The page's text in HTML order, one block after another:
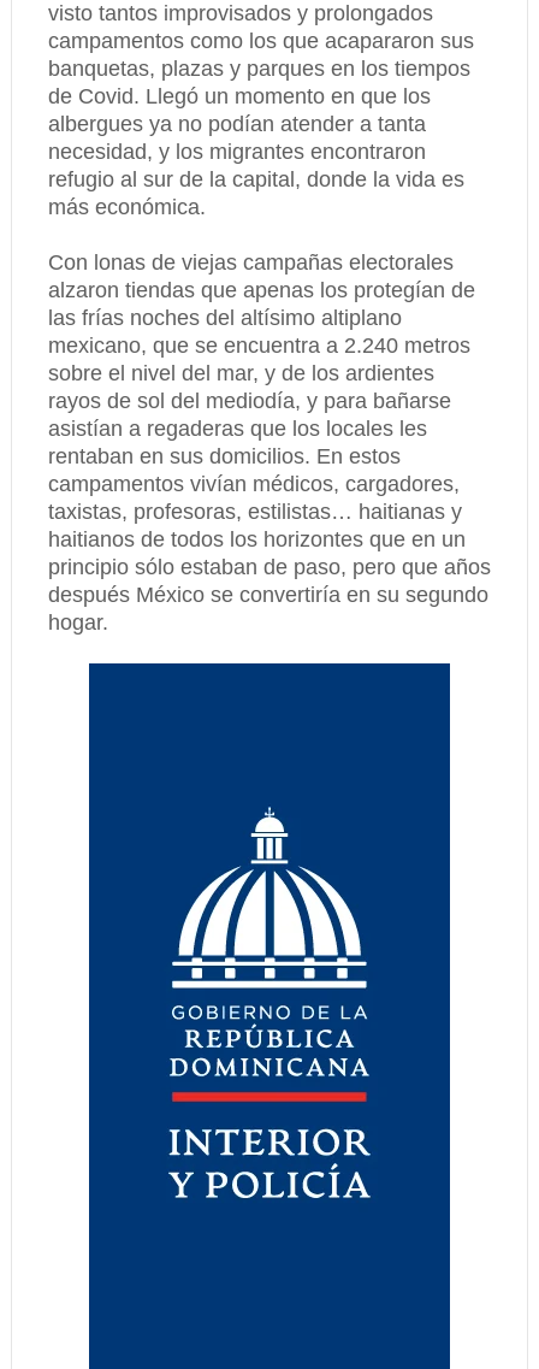
visto tantos improvisados y prolongados
campamentos como los que acapararon sus
banquetas, plazas y parques en los tiempos
de Covid. Llegó un momento en que los
albergues ya no podían atender a tanta
necesidad, y los migrantes encontraron
refugio al sur de la capital, donde la vida es
más económica.
Con lonas de viejas campañas electorales
alzaron tiendas que apenas los protegían de
las frías noches del altísimo altiplano
mexicano, que se encuentra a 2.240 metros
sobre el nivel del mar, y de los ardientes
rayos de sol del mediodía, y para bañarse
asistían a regaderas que los locales les
rentaban en sus domicilios. En estos
campamentos vivían médicos, cargadores,
taxistas, profesoras, estilistas… haitianas y
haitianos de todos los horizontes que en un
principio sólo estaban de paso, pero que años
después México se convertiría en su segundo
hogar.